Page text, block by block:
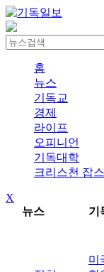
홈
뉴스
기독교
경제
라이프
오피니언
기독대학
크리스천 잡스
X
뉴스
기
미